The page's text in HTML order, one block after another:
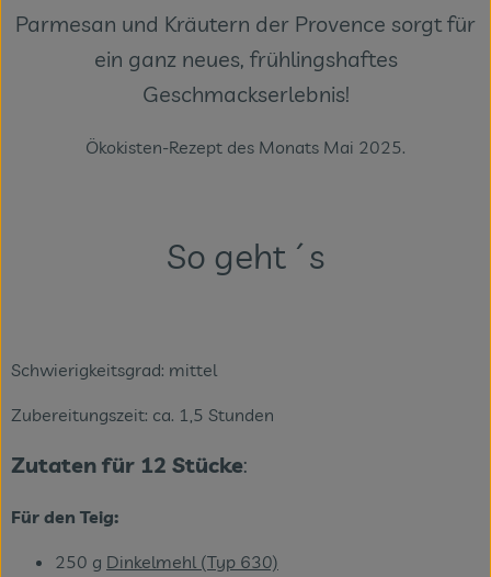
Firmenkunden
Parmesan und Kräutern der Provence sorgt für
ein ganz neues, frühlingshaftes
Geschmackserlebnis!
Ökokisten-Rezept des Monats Mai 2025.
So geht´s
Schwierigkeitsgrad: mittel
Zubereitungszeit: ca. 1,5 Stunden
Zutaten für 12 Stücke:
Für den Teig:
250 g Dinkelmehl (Typ 630)